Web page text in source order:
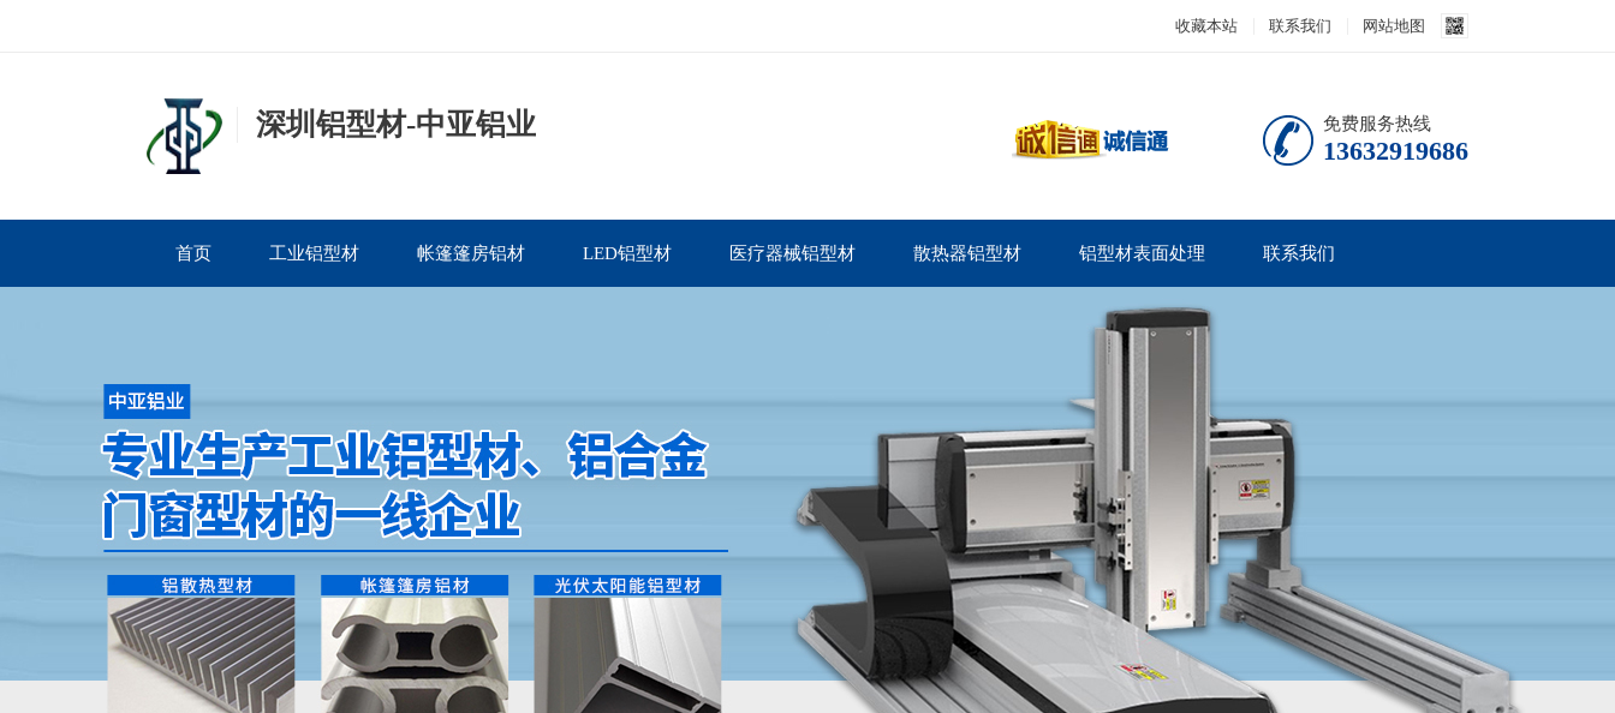
收藏本站 联系我们 网站地图
深圳铝型材-中亚铝业 免费服务热线
13632919686
首页 工业铝型材 帐篷篷房铝材 LED铝型材 医疗器械铝型材 散热器铝型材 铝型材表面处理 联系我们